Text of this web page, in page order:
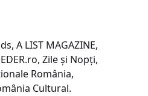
A LIST MAGAZINE,
Zile și Nopți,
România,
Cultural.